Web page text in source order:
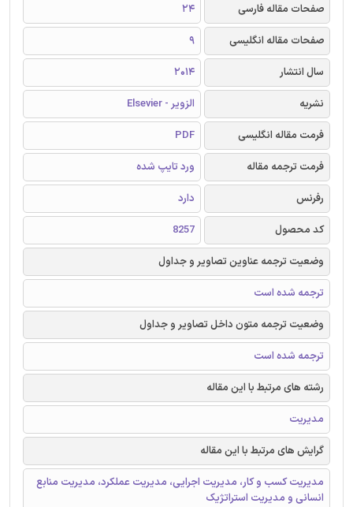
صفحات مقاله فارسی
24
صفحات مقاله انگلیسی
9
سال انتشار
2014
نشریه
الزویر - Elsevier
فرمت مقاله انگلیسی
PDF
فرمت ترجمه مقاله
ورد تایپ شده
رفرنس
دارد
کد محصول
8257
وضعیت ترجمه عناوین تصاویر و جداول
ترجمه شده است
وضعیت ترجمه متون داخل تصاویر و جداول
ترجمه شده است
رشته های مرتبط با این مقاله
مدیریت
گرایش های مرتبط با این مقاله
مدیریت کسب و کار، مدیریت اجرایی، مدیریت عملکرد، مدیریت منابع
انسانی و مدیریت استراتژیک